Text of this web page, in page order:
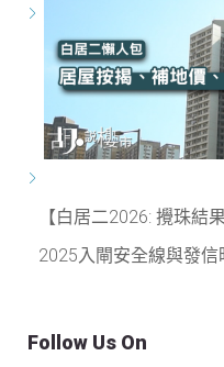
【白居二2026: 攪珠結
2025入閘安全線與發信
Follow Us On